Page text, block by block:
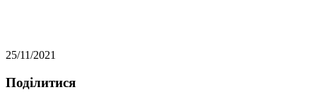
25/11/2021
Подiлитися